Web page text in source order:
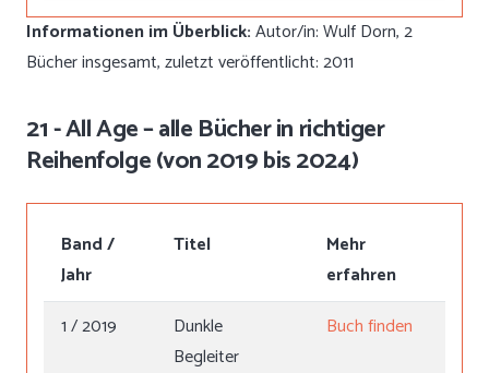
Informationen im Überblick:Autor/in: Wulf Dorn, 2
Bücher insgesamt, zuletzt veröffentlicht: 2011
21 - All Age – alle Bücher in richtiger
Reihenfolge (von 2019 bis 2024)
Band /
Jahr
Titel
Mehr
erfahren
1 / 2019
Dunkle
Begleiter
Buch finden